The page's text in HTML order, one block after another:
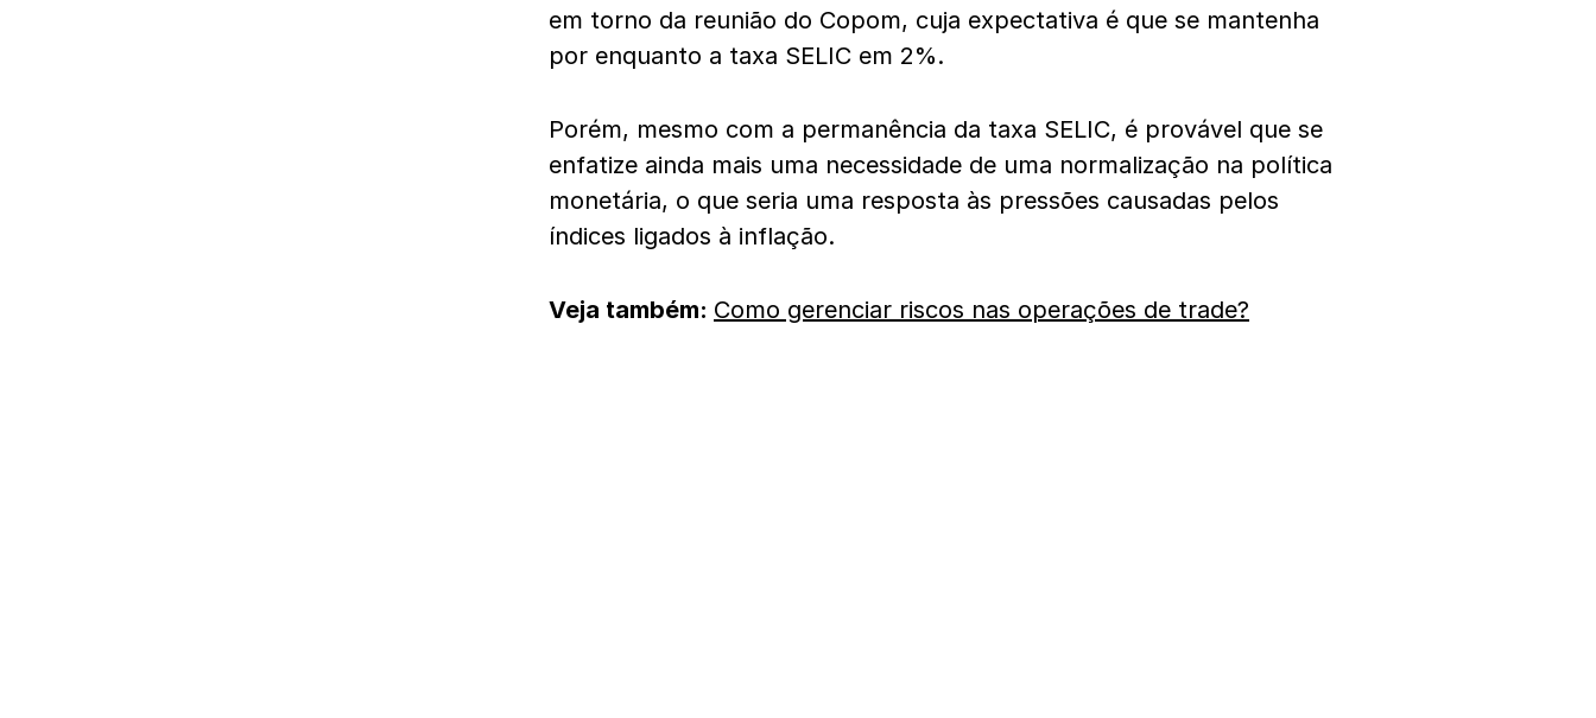
em torno da reunião do Copom, cuja expectativa é que se mantenha
por enquanto a taxa SELIC em 2%.
Porém, mesmo com a permanência da taxa SELIC, é provável que se
enfatize ainda mais uma necessidade de uma normalização na política
monetária, o que seria uma resposta às pressões causadas pelos
índices ligados à inflação.
Veja também: Como gerenciar riscos nas operações de trade?